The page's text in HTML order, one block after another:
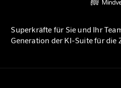
Superkräfte für Sie und Ihr
Generation der KI-Suite für